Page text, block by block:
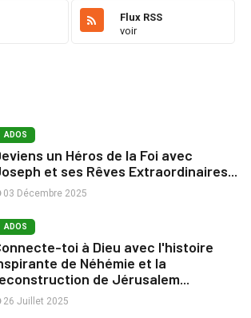
Flux RSS
voir
ADOS
un Héros de la Foi avec
et ses Rêves Extraordinaires...
03 Décembre 2025
ADOS
toi à Dieu avec l'histoire
de Néhémie et la
de Jérusalem...
26 Juillet 2025